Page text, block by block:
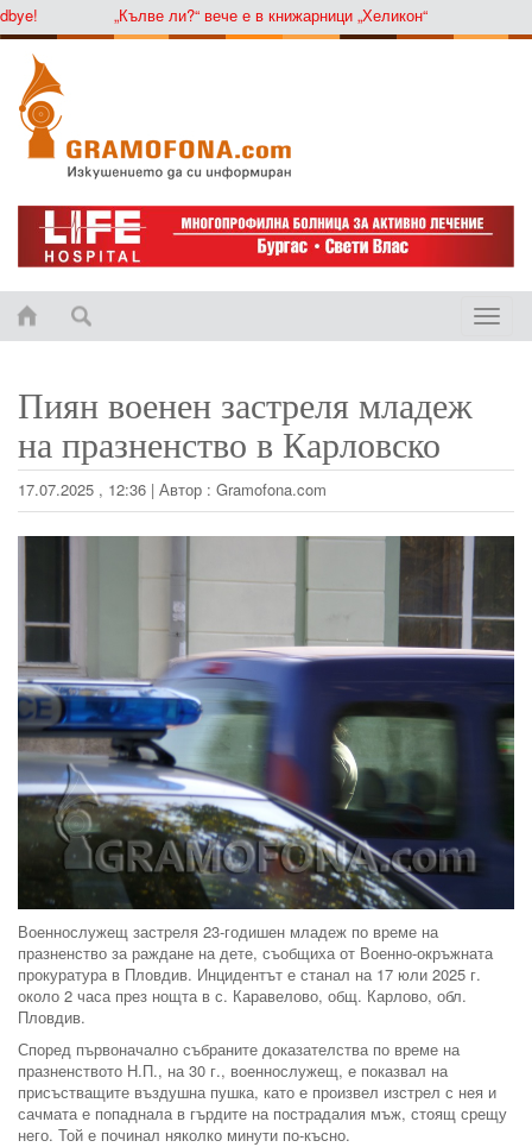
„Кълве ли?“ вече е в книжарници „Хеликон“
Toggle
Пиян военен застреля младеж
на празненство в Карловско
17.07.2025 , 12:36 | Автор : Gramofona.com
Военнослужещ застреля 23-годишен младеж по време на
празненство за раждане на дете, съобщиха от Военно-окръжната
прокуратура в Пловдив. Инцидентът е станал на 17 юли 2025 г.
около 2 часа през нощта в с. Каравелово, общ. Карлово, обл.
Пловдив.
Според първоначално събраните доказателства по време на
празненството Н.П., на 30 г., военнослужещ, е показвал на
присъстващите въздушна пушка, като е произвел изстрел с нея и
сачмата е попаднала в гърдите на пострадалия мъж, стоящ срещу
него. Той е починал няколко минути по-късно.